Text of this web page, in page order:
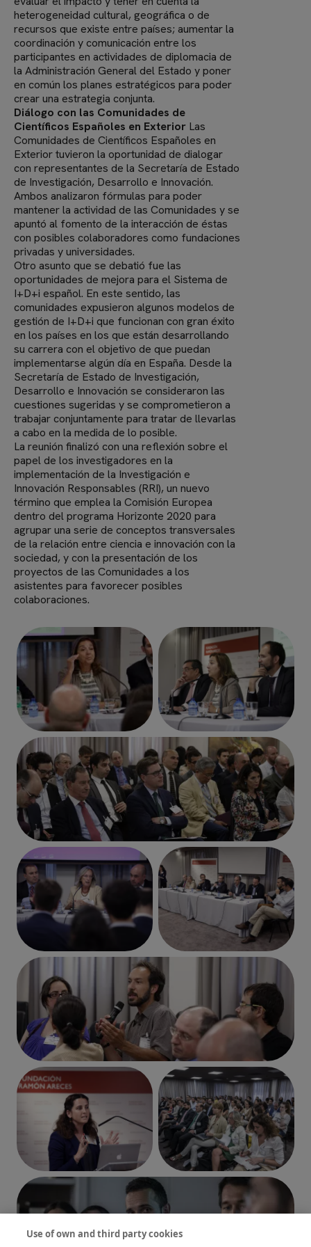
heterogeneidad cultural, geográfica o de
recursos que existe entre países; aumentar la
coordinación y comunicación entre los
participantes en actividades de diplomacia de
la Administración General del Estado y poner
en común los planes estratégicos para poder
crear una estrategia conjunta.
Diálogo con las Comunidades de
Científicos Españoles en Exterior Las
Comunidades de Científicos Españoles en
Exterior tuvieron la oportunidad de dialogar
con representantes de la Secretaría de Estado
de Investigación, Desarrollo e Innovación.
Ambos analizaron fórmulas para poder
mantener la actividad de las Comunidades y se
apuntó al fomento de la interacción de éstas
con posibles colaboradores como fundaciones
privadas y universidades.
Otro asunto que se debatió fue las
oportunidades de mejora para el Sistema de
I+D+i español. En este sentido, las
comunidades expusieron algunos modelos de
gestión de I+D+i que funcionan con gran éxito
en los países en los que están desarrollando
su carrera con el objetivo de que puedan
implementarse algún día en España. Desde la
Secretaría de Estado de Investigación,
Desarrollo e Innovación se consideraron las
cuestiones sugeridas y se comprometieron a
trabajar conjuntamente para tratar de llevarlas
a cabo en la medida de lo posible.
La reunión finalizó con una reflexión sobre el
papel de los investigadores en la
implementación de la Investigación e
Innovación Responsables (RRI), un nuevo
término que emplea la Comisión Europea
dentro del programa Horizonte 2020 para
agrupar una serie de conceptos transversales
de la relación entre ciencia e innovación con la
sociedad, y con la presentación de los
proyectos de las Comunidades a los
asistentes para favorecer posibles
colaboraciones.
Imagen Imagen
Imagen
Imagen Imagen
Imagen
Imagen Imagen
Imagen
Use of own and third party cookies